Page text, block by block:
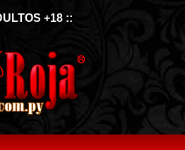
+18 ::